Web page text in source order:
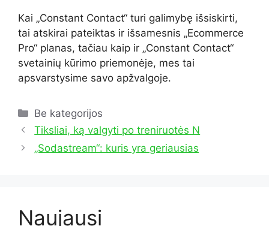
Kai „Constant Contact“ turi galimybę išsiskirti,
tai atskirai pateiktas ir išsamesnis „Ecommerce
Pro“ planas, tačiau kaip ir „Constant Contact“
svetainių kūrimo priemonėje, mes tai
apsvarstysime savo apžvalgoje.
Kategorijos
Be kategorijos
Tiksliai, ką valgyti po treniruotės N
„Sodastream“: kuris yra geriausias
Naujausi